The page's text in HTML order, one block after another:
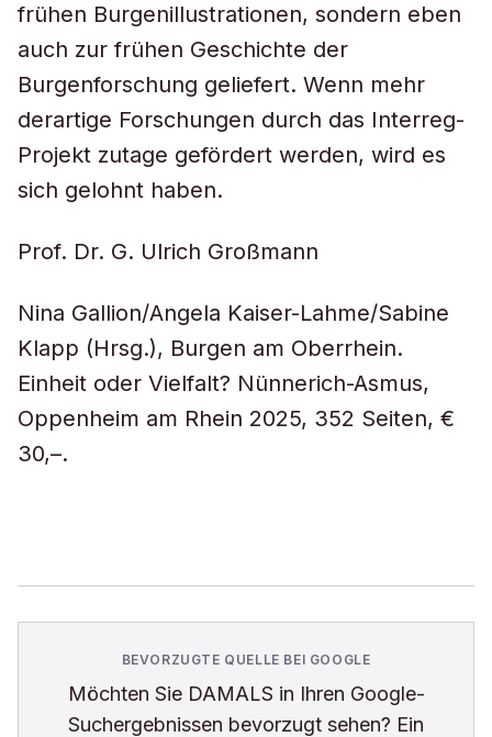
frühen Burgenillustrationen, sondern eben
auch zur frühen Geschichte der
Burgenforschung geliefert. Wenn mehr
derartige Forschungen durch das Interreg-
Projekt zutage gefördert werden, wird es
sich gelohnt haben.
Prof. Dr. G. Ulrich Großmann
Nina Gallion/Angela Kaiser-Lahme/Sabine
Klapp (Hrsg.), Burgen am Oberrhein.
Einheit oder Vielfalt? Nünnerich-Asmus,
Oppenheim am Rhein 2025, 352 Seiten, €
30,–.
BEVORZUGTE QUELLE BEI GOOGLE
Möchten Sie DAMALS in Ihren Google-
Suchergebnissen bevorzugt sehen? Ein